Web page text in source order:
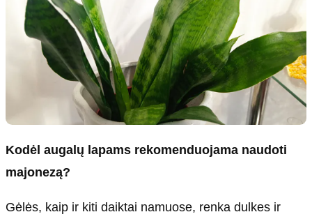
Kodėl augalų lapams rekomenduojama naudoti
majonezą?
Gėlės, kaip ir kiti daiktai namuose, renka dulkes ir